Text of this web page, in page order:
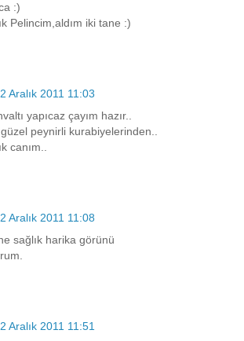
:)
Pelincim,aldım iki tane :)
Aralık 2011 11:03
yapıcaz çayım hazır..
peynirli kurabiyelerinden..
canım..
Aralık 2011 11:08
sağlık harika görünü
Aralık 2011 11:51